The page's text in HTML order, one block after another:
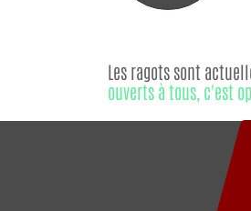
Les ragots sont
ouverts à tous, c'est